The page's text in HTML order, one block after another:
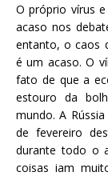
O próprio vírus
acaso nos
entanto, o caos
é um acaso. O
fato de que a
estouro da
mundo. A
de fevereiro
durante todo o
coisas iam